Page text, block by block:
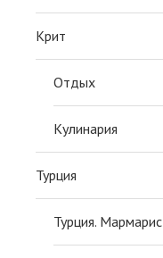
Крит
Отдых
Кулинария
Турция
Турция. Мармарис